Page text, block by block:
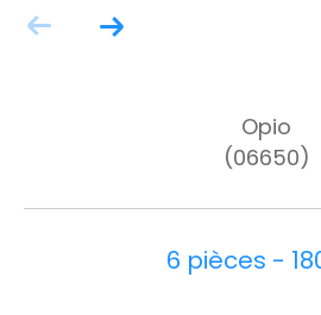
Opio
(06650)
6 pièces -